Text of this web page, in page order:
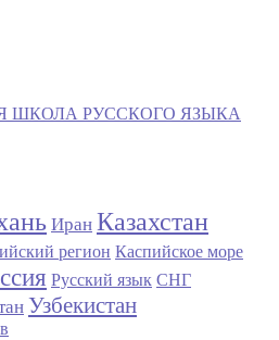
ШКОЛА РУССКОГО ЯЗЫКА
Иран Казахстан
регион Каспийское море
Русский язык СНГ
Узбекистан